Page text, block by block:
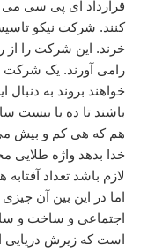
قرارداد آی پی سی می
کنند. شرکت نیکو
خرند. این شرکت را
رامی آورند. یک
خواهند بروند به
باشند تا ده یا بیست
هم که هی کم و بیش
خدا بدهد واژه طلایی
لازم باشد تعداد
اما در این بین آن
اجتماعی و ساخت و ساز
است که زیرش دریایی